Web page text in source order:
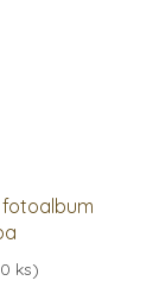
ks)